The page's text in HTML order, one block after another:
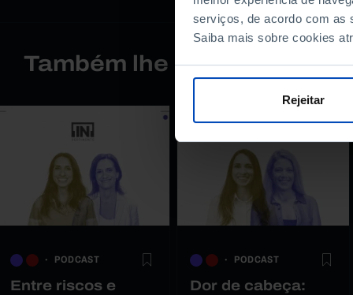
serviços, de acordo com as
Saiba mais sobre cookies
Rejeitar
Também lhe pode
PODCAST
Entre riscos e
PODCAST
Dor de cabeça: